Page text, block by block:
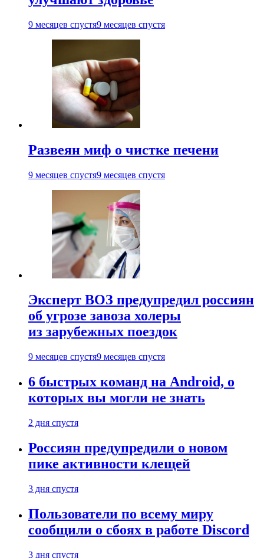
9 месяцев спустя9 месяцев спустя
Развеян миф о чистке печени
9 месяцев спустя9 месяцев спустя
Эксперт ВОЗ предупредил россиян
об угрозе завоза холеры
из зарубежных поездок
9 месяцев спустя9 месяцев спустя
6 быстрых команд на Android, о
которых вы могли не знать
2 дня спустя
Россиян предупредили о новом
пике активности клещей
3 дня спустя
Пользователи по всему миру
сообщили о сбоях в работе Discord
3 дня спустя